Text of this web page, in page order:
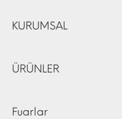
KURUMSAL
ÜRÜNLER
Fuarlar